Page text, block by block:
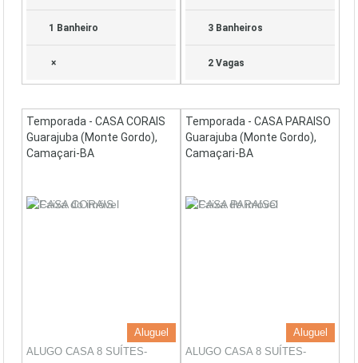
1 Banheiro
×
3 Banheiros
2 Vagas
Temporada - CASA CORAIS
Guarajuba (Monte Gordo),
Camaçari-BA
Aluguel
ALUGO CASA 8 SUÍTES-
Temporada - CASA PARAISO
Guarajuba (Monte Gordo),
Camaçari-BA
Aluguel
ALUGO CASA 8 SUÍTES-